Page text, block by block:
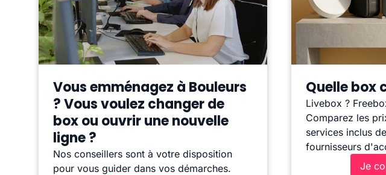
Vous emménagez à Bouleurs
? Vous voulez changer de
box ou ouvrir une nouvelle
ligne ?
Nos conseillers sont à votre disposition
pour vous guider dans vos démarches.
Quelle box
Livebox ?
Comparez les
services inclus
fournisseurs
Je